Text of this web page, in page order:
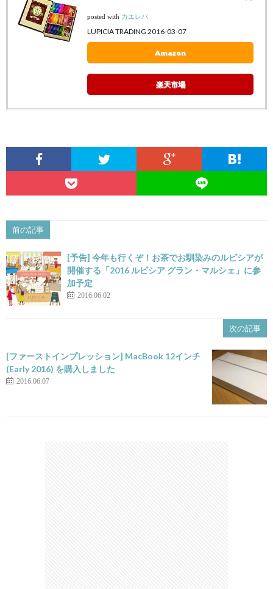
posted with カエレバ
LUPICIA TRADING 2016-03-07
Amazon
楽天市場
前の記事
[予告] 今年も行くぞ！お茶でお馴染みのルピシアが
開催する「2016 ルピシア グラン・マルシェ」に参
加予定
2016.06.02
次の記事
[ファーストインプレッション] MacBook 12インチ
(Early 2016) を購入しました
2016.06.07